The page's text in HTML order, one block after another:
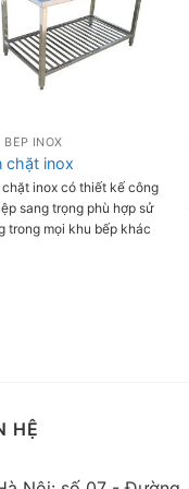
BẾP INOX
chặt inox
chặt inox có thiết kế công
sang trọng phù hợp sử
trong mọi khu bếp khác
HỆ